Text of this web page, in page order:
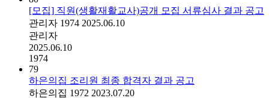
[모집] 직원(생활재활교사)공개 모집 서류심사 결과 공고
관리자 1974 2025.06.10
관리자
2025.06.10
1974
79
하은의집 조리원 최종 합격자 결과 공고
하은의집 1972 2023.07.20